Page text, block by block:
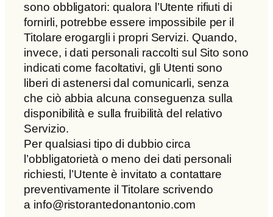
sono obbligatori: qualora l’Utente rifiuti di
fornirli, potrebbe essere impossibile per il
Titolare erogargli i propri Servizi. Quando,
invece, i dati personali raccolti sul Sito sono
indicati come facoltativi, gli Utenti sono
liberi di astenersi dal comunicarli, senza
che ciò abbia alcuna conseguenza sulla
disponibilità e sulla fruibilità del relativo
Servizio.
Per qualsiasi tipo di dubbio circa
l’obbligatorietà o meno dei dati personali
richiesti, l’Utente è invitato a contattare
preventivamente il Titolare scrivendo
a info@ristorantedonantonio.com